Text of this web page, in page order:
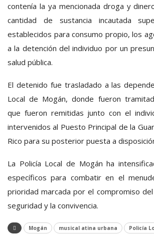
contenía la ya mencionada droga y
cantidad de sustancia incautada
establecidos para consumo propio, los
a la detención del individuo por un
salud pública.
El detenido fue trasladado a las
Local de Mogán, donde fueron
que fueron remitidas junto con el
intervenidos al Puesto Principal de la
Rico para su posterior puesta a
La Policía Local de Mogán ha
específicos para combatir en el
prioridad marcada por el compromiso
seguridad y la convivencia.
Mogán musical atina urbana Policía